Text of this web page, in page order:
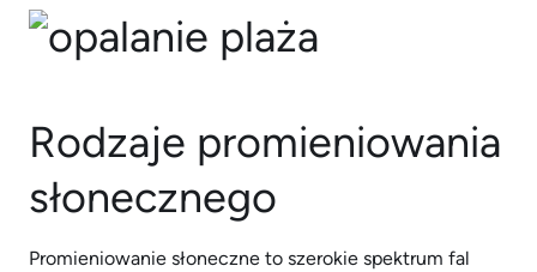
Rodzaje promieniowania
słonecznego
Promieniowanie słoneczne to szerokie spektrum fal